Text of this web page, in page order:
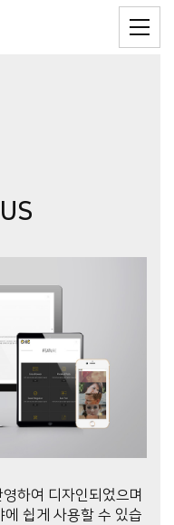
하여 디자인되었으며
쉽게 사용할 수 있습